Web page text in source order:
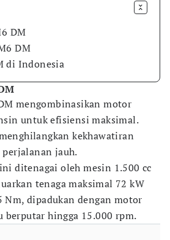
DM
DM
di Indonesia
mengombinasikan motor
untuk efisiensi maksimal.
kekhawatiran
jauh.
ditenagai oleh mesin 1.500 cc
tenaga maksimal 72 kW
Nm, dipadukan dengan motor
berputar hingga 15.000 rpm.